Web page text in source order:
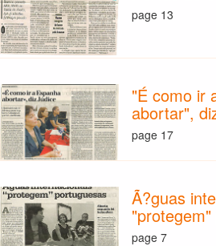
page 13
"É como ir
abortar",
page 17
Ã?guas
page 7